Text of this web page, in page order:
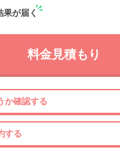
果が届く
料金見積もり
か確認する
する